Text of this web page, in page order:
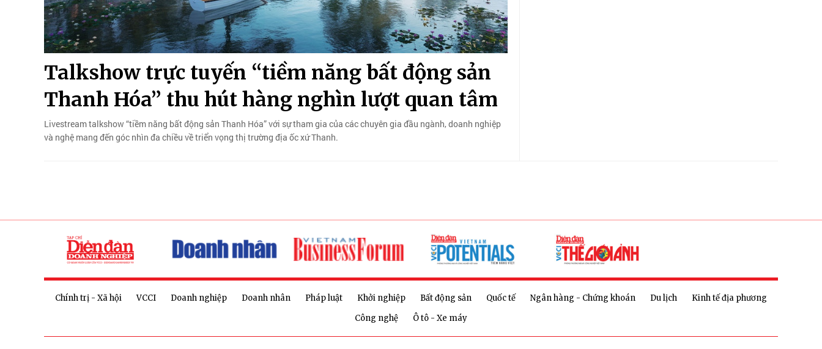
Talkshow trực tuyến “tiềm năng bất động sản
Thanh Hóa” thu hút hàng nghìn lượt quan tâm
Livestream talkshow “tiềm năng bất động sản Thanh Hóa” với sự tham gia của các chuyên gia đầu ngành, doanh nghiệp
và nghệ mang đến góc nhìn đa chiều về triển vọng thị trường địa ốc xứ Thanh.
Chính trị - Xã hội VCCI Doanh nghiệp Doanh nhân Pháp luật Khởi nghiệp Bất động sản Quốc tế Ngân hàng - Chứng khoán Du lịch
Kinh tế địa phương
Công nghệ
Ô tô - Xe máy